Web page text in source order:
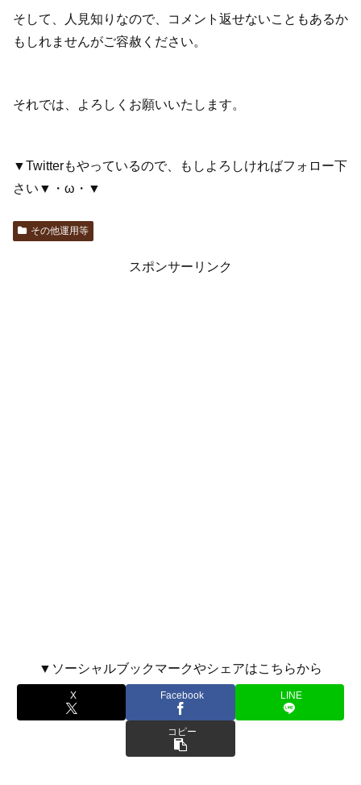
そして、人見知りなので、コメント返せないこともあるか
もしれませんがご容赦ください。
それでは、よろしくお願いいたします。
▼Twitterもやっているので、もしよろしければフォロー下
さい▼・ω・▼
その他運用等
スポンサーリンク
▼ソーシャルブックマークやシェアはこちらから
X Facebook LINE
コピー